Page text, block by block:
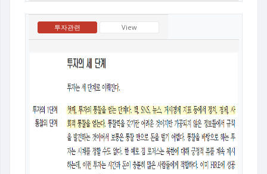
투자관련 View